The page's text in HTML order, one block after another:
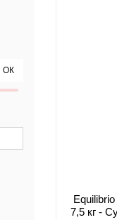
7,5 кг -
ОК